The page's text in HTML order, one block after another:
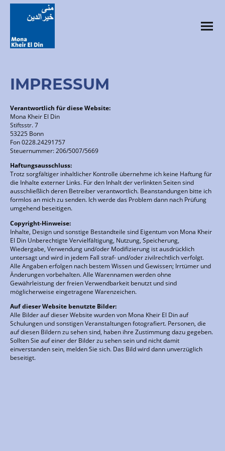
IMPRESSUM
Verantwortlich für diese Website:
Mona Kheir El Din
Stiftsstr. 7
53225 Bonn
Fon 0228.24291757
Steuernummer: 206/5007/5669
Haftungsausschluss:
Trotz sorgfältiger inhaltlicher Kontrolle übernehme ich keine Haftung für
die Inhalte externer Links. Für den Inhalt der verlinkten Seiten sind
ausschließlich deren Betreiber verantwortlich. Beanstandungen bitte ich
formlos an mich zu senden. Ich werde das Problem dann nach Prüfung
umgehend beseitigen.
Copyright-Hinweise:
Inhalte, Design und sonstige Bestandteile sind Eigentum von Mona Kheir
El Din Unberechtigte Vervielfältigung, Nutzung, Speicherung,
Wiedergabe, Verwendung und/oder Modifizierung ist ausdrücklich
untersagt und wird in jedem Fall straf- und/oder zivilrechtlich verfolgt.
Alle Angaben erfolgen nach bestem Wissen und Gewissen; Irrtümer und
Änderungen vorbehalten. Alle Warennamen werden ohne
Gewährleistung der freien Verwendbarkeit benutzt und sind
möglicherweise eingetragene Warenzeichen.
Auf dieser Website benutzte Bilder:
Alle Bilder auf dieser Website wurden von Mona Kheir El Din auf
Schulungen und sonstigen Veranstaltungen fotografiert. Personen, die
auf diesen Bildern zu sehen sind, haben ihre Zustimmung dazu gegeben.
Sollten Sie auf einer der Bilder zu sehen sein und nicht damit
einverstanden sein, melden Sie sich. Das Bild wird dann unverzüglich
beseitigt.